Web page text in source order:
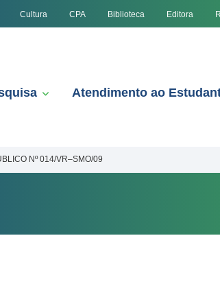
Cultura CPA Biblioteca Editora
Atendimento ao
Nº 014/VR–SMO/09